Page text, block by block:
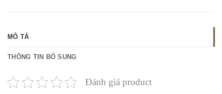
MÔ TẢ
THÔNG TIN BỔ SUNG
Đánh giá product